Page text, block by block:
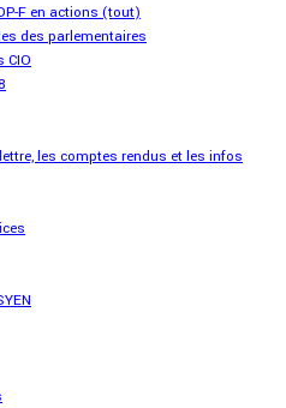
F en actions (tout)
des parlementaires
CIO
les comptes rendus et les infos